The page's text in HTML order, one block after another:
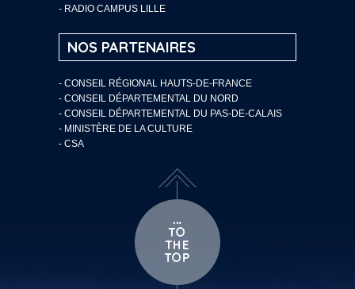
- RADIO CAMPUS LILLE
NOS PARTENAIRES
- CONSEIL RÉGIONAL HAUTS-DE-FRANCE
- CONSEIL DÉPARTEMENTAL DU NORD
- CONSEIL DÉPARTEMENTAL DU PAS-DE-CALAIS
- MINISTÈRE DE LA CULTURE
- CSA